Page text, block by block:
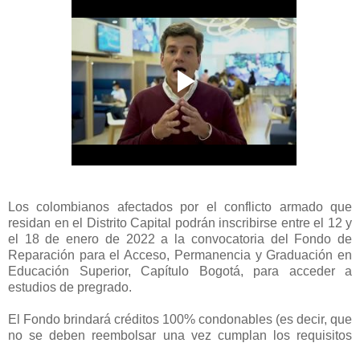
Los colombianos afectados por el conflicto armado que
residan en el Distrito Capital podrán inscribirse entre el 12 y
el 18 de enero de 2022 a la convocatoria del Fondo de
Reparación para el Acceso, Permanencia y Graduación en
Educación Superior, Capítulo Bogotá, para acceder a
estudios de pregrado.
El Fondo brindará créditos 100% condonables (es decir, que
no se deben reembolsar una vez cumplan los requisitos